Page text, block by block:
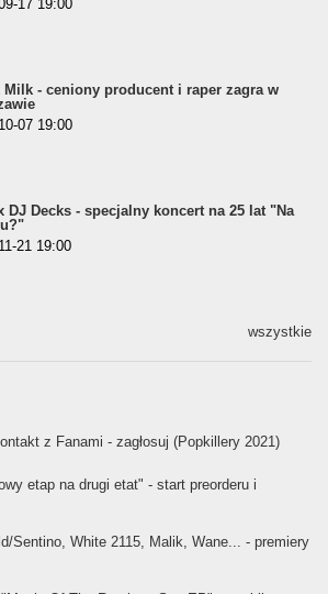
17 19:00
Milk - ceniony producent i raper zagra w
07 19:00
DJ Decks - specjalny koncert na 25 lat "Na
21 19:00
wszystkie
z Fanami - zagłosuj (Popkillery 2021)
etap na drugi etat" - start preorderu i
Sentino, White 2115, Malik, Wane... - premiery